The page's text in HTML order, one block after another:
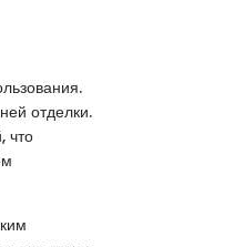
отделки.
что